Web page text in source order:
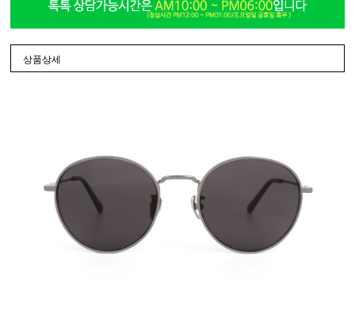
상품상세